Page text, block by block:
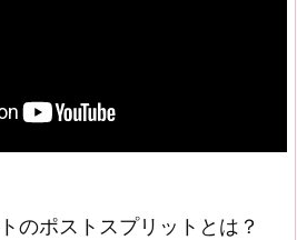
のポストスプリットとは？